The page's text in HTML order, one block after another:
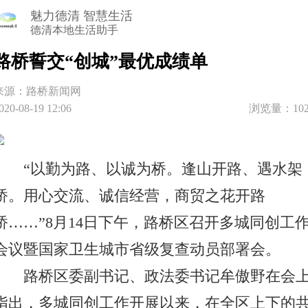
魅力德清 智慧生活
德清本地生活助手
桥誓交“创城”最优成绩单
源：路桥新闻网
08-19 12:06
浏览量：
“以勤为路、以诚为桥。逢山开路、遇水架
。用心交流、诚信经营，商贸之花开路
……”8月14日下午，路桥区召开多城同创工
议暨国家卫生城市省级复查动员部署会。
路桥区委副书记、政法委书记牟傲野在会
出，多城同创工作开展以来，在全区上下的